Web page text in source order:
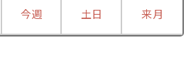
今週 土日 来月